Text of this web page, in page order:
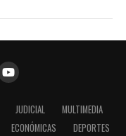
JUDICIAL
MULTIMEDIA
ECONÓMICAS DEPORTES